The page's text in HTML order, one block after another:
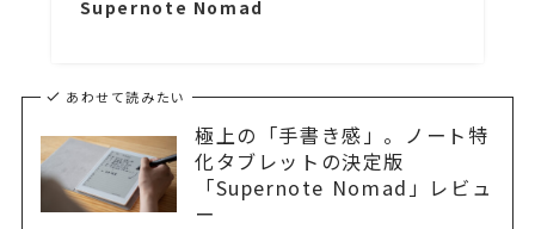
Supernote Nomad
あわせて読みたい
極上の「手書き感」。ノート特
化タブレットの決定版
「Supernote Nomad」レビュ
ー